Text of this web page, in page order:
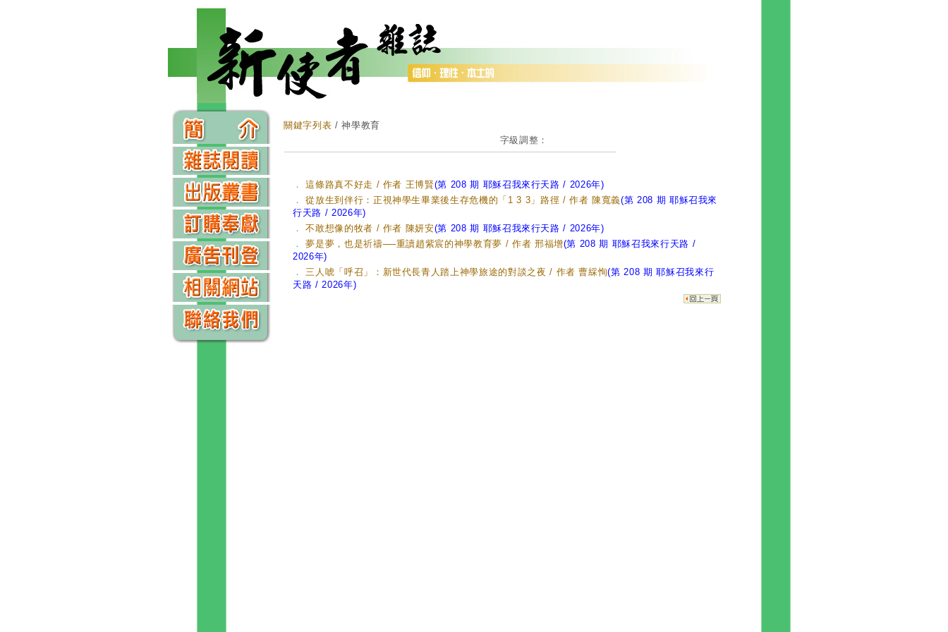
關鍵字列表 / 神學教育
字級調整：
．這條路真不好走 / 作者 王博賢(第 208 期 耶穌召我來行天路 / 2026年)
．從放生到伴行：正視神學生畢業後生存危機的「1 3 3」路徑 / 作者 陳寬義(第 208 期 耶穌召我來
行天路 / 2026年)
．不敢想像的牧者 / 作者 陳妍安(第 208 期 耶穌召我來行天路 / 2026年)
．夢是夢，也是祈禱──重讀趙紫宸的神學教育夢 / 作者 邢福增(第 208 期 耶穌召我來行天路 /
2026年)
．三人唬「呼召」：新世代長青人踏上神學旅途的對談之夜 / 作者 曹綵恂(第 208 期 耶穌召我來行
天路 / 2026年)